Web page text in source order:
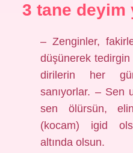
3 tane deyim
– Zenginler,
düşünerek
dirilerin her
sanıyorlar. – Sen
sen ölürsün,
(kocam) igid
altında olsun.